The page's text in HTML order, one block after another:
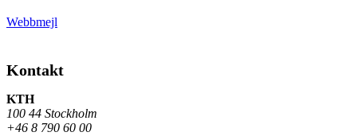
Webbmejl
Kontakt
KTH
100 44 Stockholm
+46 8 790 60 00